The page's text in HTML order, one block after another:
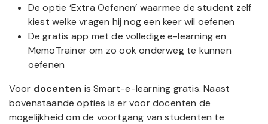
De optie ‘Extra Oefenen’ waarmee de student zelf
kiest welke vragen hij nog een keer wil oefenen
De gratis app met de volledige e-learning en
MemoTrainer om zo ook onderweg te kunnen
oefenen
Voor docenten is Smart-e-learning gratis. Naast
bovenstaande opties is er voor docenten de
mogelijkheid om de voortgang van studenten te